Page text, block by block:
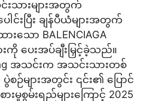
းသားများအတွက်
ေါင်းပြီး ချန်ပီယံများအတွက်
သော BALENCIAGA
းကို ပေးအပ်ချီးမြှင့်ခဲ့သည်။
အသင်းက အသင်းသားတစ်
စဉ်များအတွင်း ၎င်း၏ ပြောင်
မှုစွမ်းရည်များကြောင့် 2025